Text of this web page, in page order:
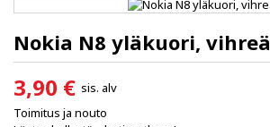
Nokia N8 yläkuori, vihreä
3,90 € sis. alv
Toimitus ja nouto